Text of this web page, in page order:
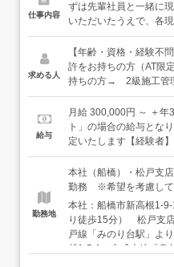
仕事内容
ずは先輩社員と一緒に
いただいたうえで、各
の方は、先輩社員のア
ょう。≪具体的には≫
との現場打ち合わせ（
管理（発注業務、日程
し、アフターフォロー
創業して以来、黒字経
備工事業から始まった
チンや水回りなどの部
テリアまでリフォーム
超える施工実績、年間
いただいています。
求める人
【年齢・資格・経験
許をお持ちの方（AT限
持ちの方→ 2級施工管
は、月給35万円以上で
装工・外装工・電気工
迎！ まずは、得意な
管理に慣れていってい
給与
月給 300,000円 ～ ＋
ト」の場合の給与とな
定いたします【経験者
与※固定残業代：30時
は別途支給します。※
上）／月給35万円以上
革を実施中＞残業の抑
シャットダウン。効率
用のPC貸与などもあり
る様子も。働き方改革
45時間→30時間に、年
勤務地
本社（船橋）・松戸支
勤務 ※希望を考慮して
本社：船橋市新高根1-
り徒歩15分） 松戸支
戸線「みのり台駅」よ
越1-5-1（京成本線「